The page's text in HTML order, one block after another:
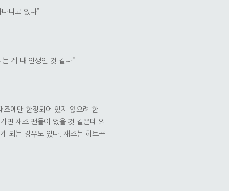
니고 있다”
게 내 인생인 것 같다”
즈에만 한정되어 있지 않으려 한
면 재즈 팬들이 없을 것 같은데 의
되는 경우도 있다. 재즈는 히트곡